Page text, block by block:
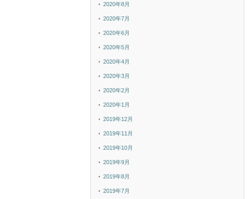
2020年8月
2020年7月
2020年6月
2020年5月
2020年4月
2020年3月
2020年2月
2020年1月
2019年12月
2019年11月
2019年10月
2019年9月
2019年8月
2019年7月